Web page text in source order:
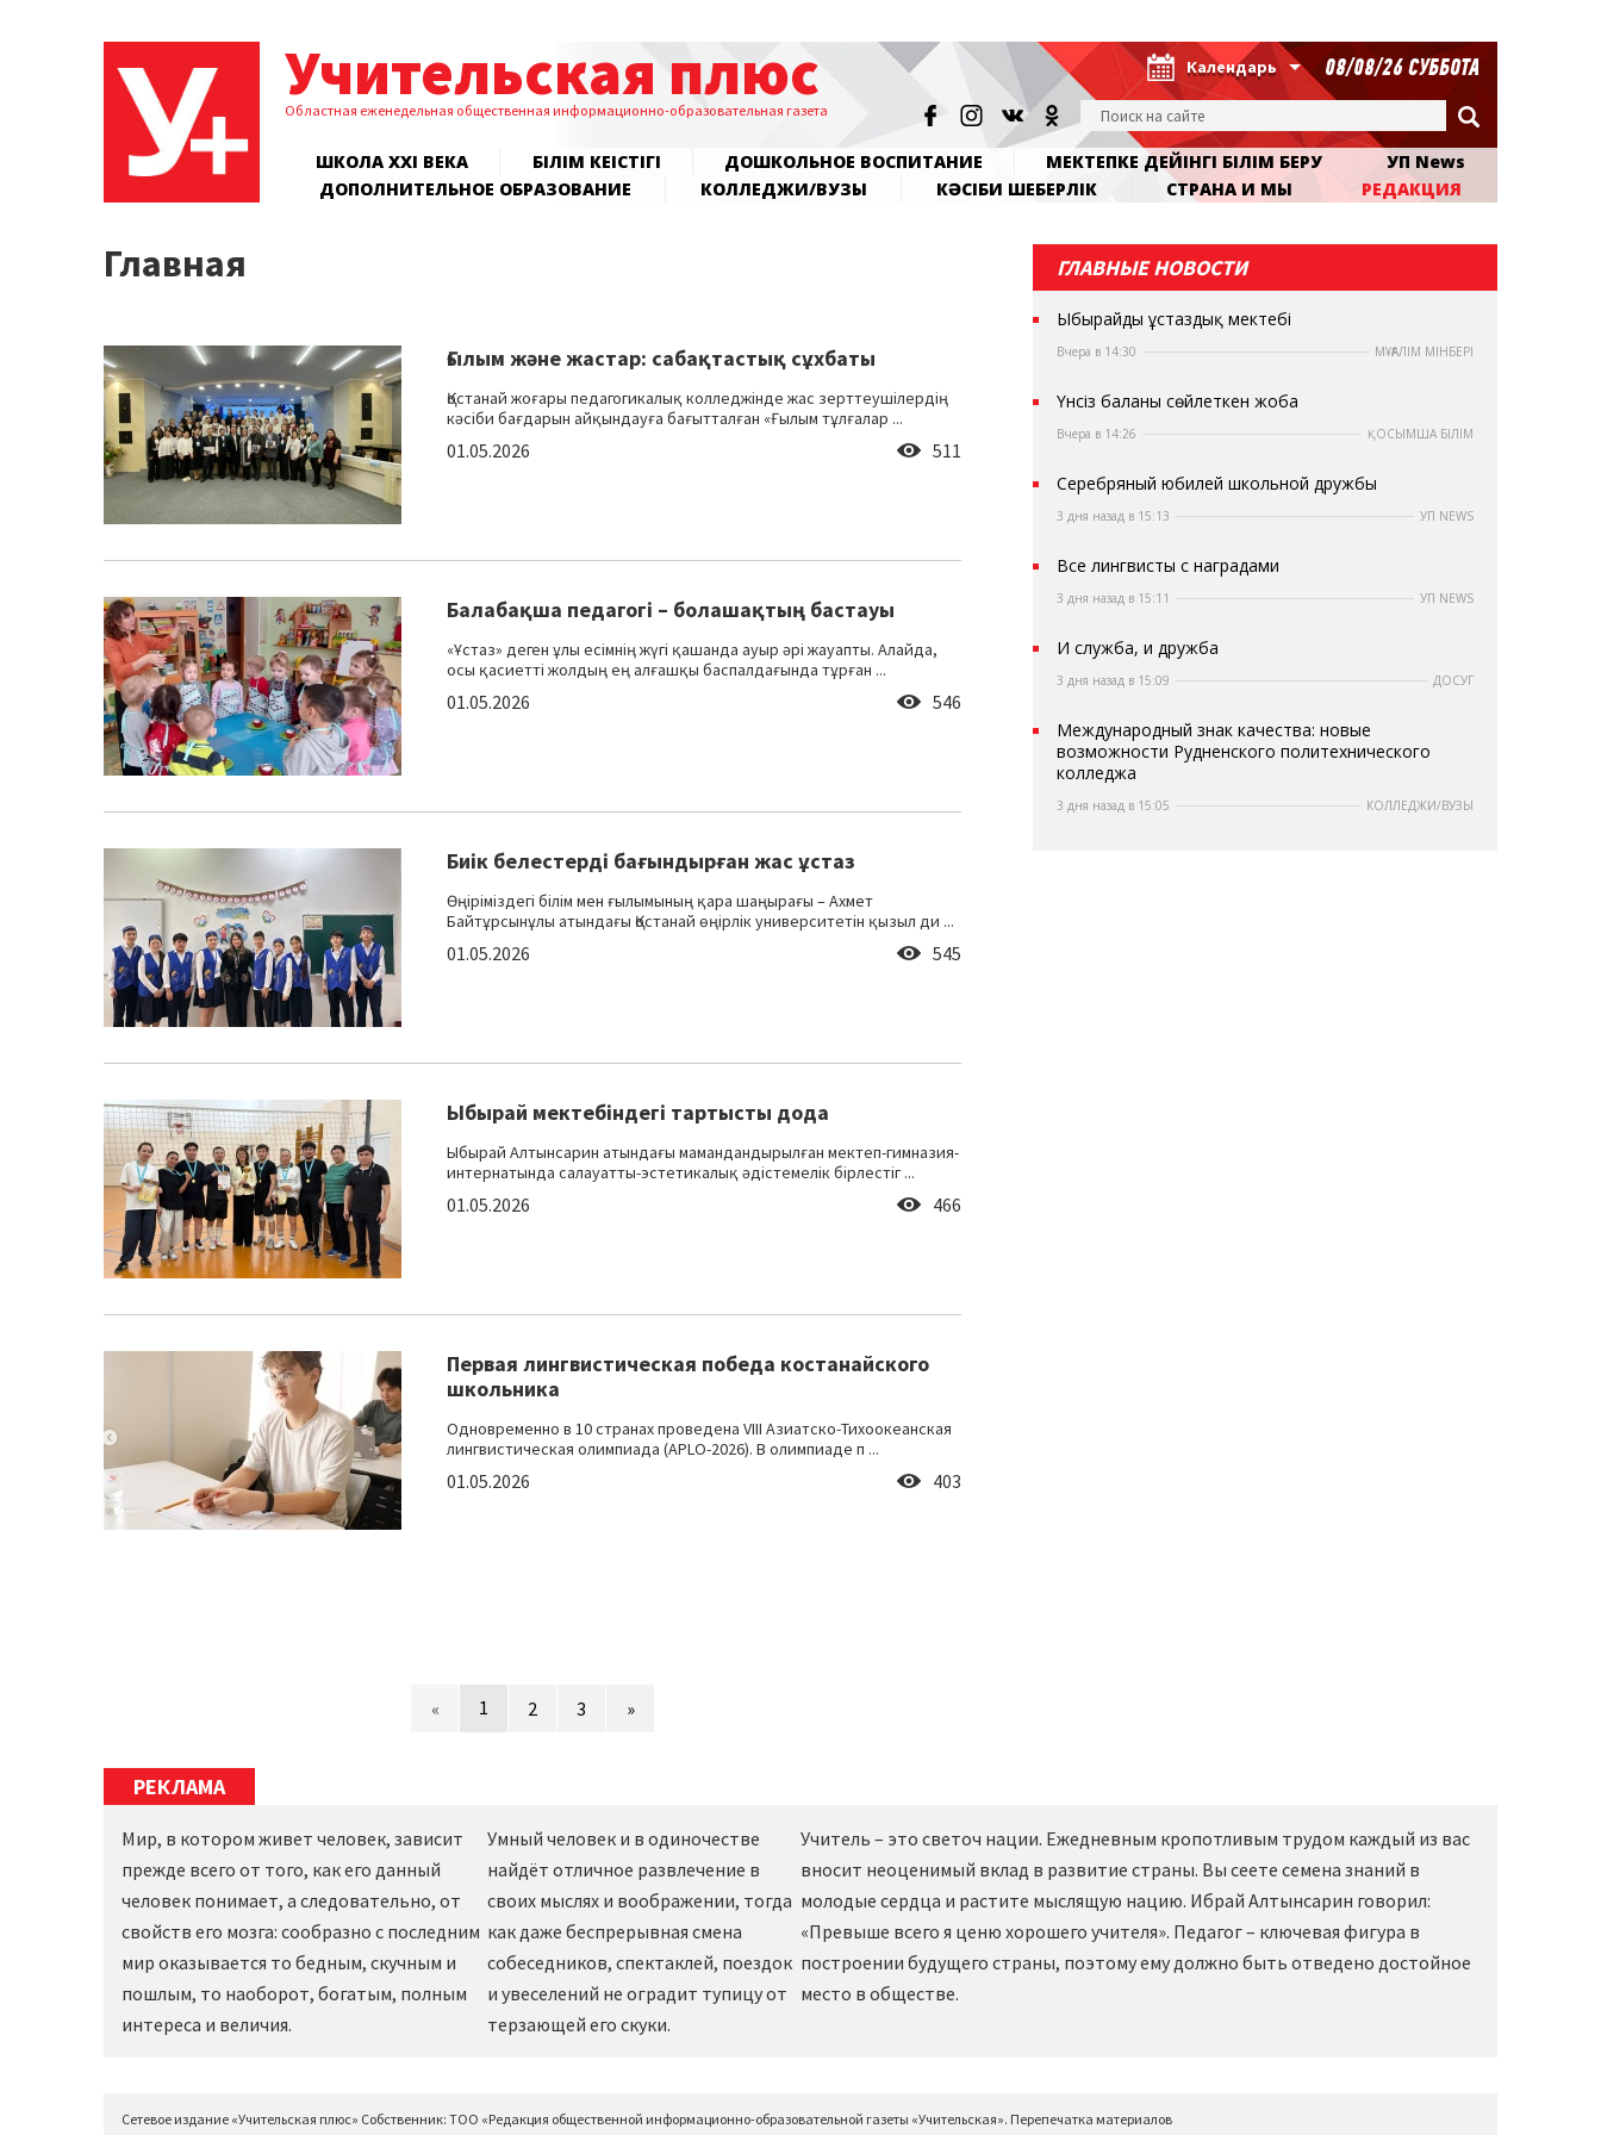
Учительская плюс
Областная еженедельная общественная информационно-образовательная газета
Календарь 08/08/26 СУББОТА
ШКОЛА XXI ВЕКА БІЛІМ КЕҢІСТІГІ ДОШКОЛЬНОЕ ВОСПИТАНИЕ МЕКТЕПКЕ ДЕЙІНГІ БІЛІМ БЕРУ
УП News
ДОПОЛНИТЕЛЬНОЕ ОБРАЗОВАНИЕ
КОЛЛЕДЖИ/ВУЗЫ КӘСІБИ ШЕБЕРЛІК СТРАНА И МЫ РЕДАКЦИЯ
Главная
Ғылым және жастар: сабақтастық сұхбаты
Қостанай жоғары педагогикалық колледжінде жас зерттеушілердің
кәсіби бағдарын айқындауға бағытталған «Ғылым тұлғалар ...
01.05.2026 511
Балабақша педагогі – болашақтың бастауы
«Ұстаз» деген ұлы есімнің жүгі қашанда ауыр әрі жауапты. Алайда,
осы қасиетті жолдың ең алғашқы баспалдағында тұрған ...
01.05.2026 546
Биік белестерді бағындырған жас ұстаз
Өңіріміздегі білім мен ғылымының қара шаңырағы – Ахмет
Байтұрсынұлы атындағы Қостанай өңірлік университетін қызыл ди ...
01.05.2026 545
Ыбырай мектебіндегі тартысты дода
Ыбырай Алтынсарин атындағы мамандандырылған мектеп-гимназия-
интернатында салауатты-эстетикалық әдістемелік бірлестіг ...
01.05.2026 466
Первая лингвистическая победа костанайского
школьника
Одновременно в 10 странах проведена VIII Азиатско-Тихоокеанская
лингвистическая олимпиада (APLO-2026). В олимпиаде п ...
01.05.2026 403
« 1 2 3 »
ГЛАВНЫЕ НОВОСТИ
Ыбырайдың ұстаздық мектебі
Вчера в 14:30 МҰҒАЛІМ МІНБЕРІ
Үнсіз баланы сөйлеткен жоба
Вчера в 14:26 ҚОСЫМША БІЛІМ
Серебряный юбилей школьной дружбы
3 дня назад в 15:13 УП NEWS
Все лингвисты с наградами
3 дня назад в 15:11 УП NEWS
И служба, и дружба
3 дня назад в 15:09 ДОСУГ
Международный знак качества: новые
возможности Рудненского политехнического
колледжа
3 дня назад в 15:05 КОЛЛЕДЖИ/ВУЗЫ
РЕКЛАМА
Мир, в котором живет человек, зависит
прежде всего от того, как его данный
человек понимает, а следовательно, от
свойств его мозга: сообразно с последним
мир оказывается то бедным, скучным и
пошлым, то наоборот, богатым, полным
интереса и величия.
Умный человек и в одиночестве
найдёт отличное развлечение в
своих мыслях и воображении, тогда
как даже беспрерывная смена
собеседников, спектаклей, поездок
и увеселений не оградит тупицу от
терзающей его скуки.
Учитель – это светоч нации. Ежедневным кропотливым трудом каждый из вас
вносит неоценимый вклад в развитие страны. Вы сеете семена знаний в
молодые сердца и растите мыслящую нацию. Ибрай Алтынсарин говорил:
«Превыше всего я ценю хорошего учителя». Педагог – ключевая фигура в
построении будущего страны, поэтому ему должно быть отведено достойное
место в обществе.
Сетевое издание «Учительская плюс» Собственник: ТОО «Редакция общественной информационно-образовательной газеты «Учительская». Перепечатка материалов